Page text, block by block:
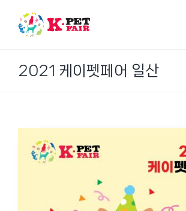
content
2021 케이펫페어 일산